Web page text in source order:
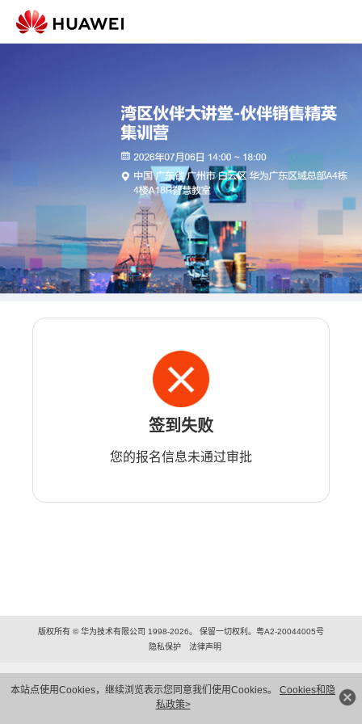
本站点使用Cookies，继续浏览表示您同意我们使用Cookies。 Cookies和隐
私政策>
签到失败
您的报名信息未通过审批
版权所有 © 华为技术有限公司 1998-2026。 保留一切权利。粤A2-20044005号
隐私保护
法律声明